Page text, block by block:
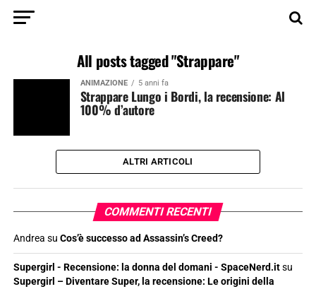
All posts tagged "Strappare"
ANIMAZIONE 5 anni fa
Strappare Lungo i Bordi, la recensione: Al
100% d’autore
ALTRI ARTICOLI
COMMENTI RECENTI
Andrea su Cos’è successo ad Assassin’s Creed?
Supergirl - Recensione: la donna del domani - SpaceNerd.itsu
Supergirl – Diventare Super, la recensione: Le origini della